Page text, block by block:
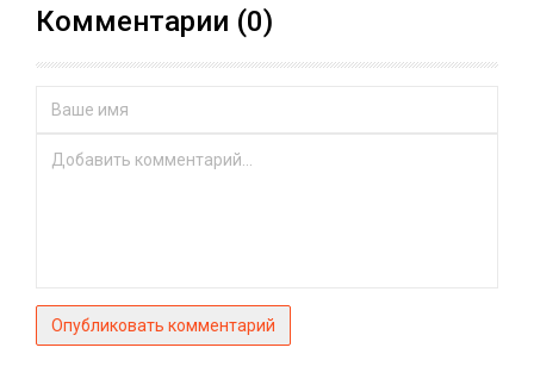
Комментарии (0)
Опубликовать комментарий